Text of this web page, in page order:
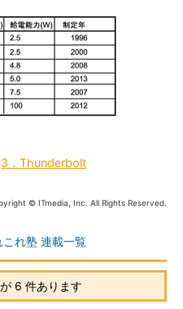
3．Thunderbolt
© ITmedia, Inc. All Rights Reserved.
れ塾 連載一覧
6 件あります